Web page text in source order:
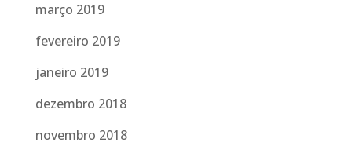
março 2019
fevereiro 2019
janeiro 2019
dezembro 2018
novembro 2018